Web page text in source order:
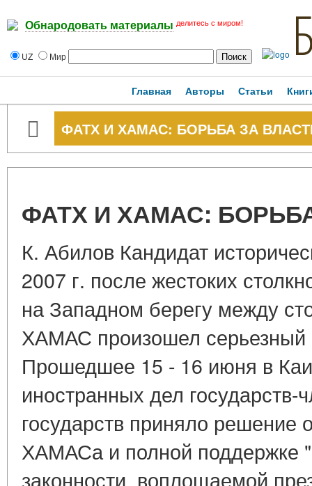
Обнародовать материалы делитесь с миром!
UZ Мир
Главная Авторы Статьи
ФАТХ И ХАМАС: БОРЬБА ЗА
ФАТХ И ХАМАС:
К. Абилов Кандидат
2007 г. после жестоких
на Западном берегу между
ХАМАС произошел серьезный
Прошедшее 15 - 16 июня в
иностранных дел государств-
государств приняло решение
ХАМАСа и полной поддержке
законности, воплощаемой